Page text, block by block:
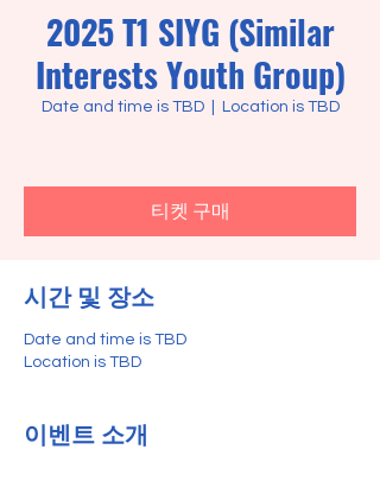
2025 T1 SIYG (Similar
Interests Youth Group)
Date and time is TBD
  |
Location is TBD
티켓 구매
시간 및 장소
Date and time is TBD
Location is TBD
이벤트 소개